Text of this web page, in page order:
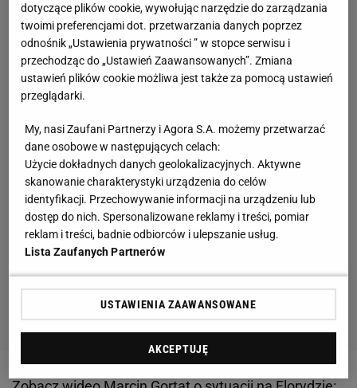
dotyczące plików cookie, wywołując narzędzie do zarządzania
twoimi preferencjami dot. przetwarzania danych poprzez
odnośnik „Ustawienia prywatności ” w stopce serwisu i
przechodząc do „Ustawień Zaawansowanych”. Zmiana
ustawień plików cookie możliwa jest także za pomocą ustawień
przeglądarki.
My, nasi Zaufani Partnerzy i Agora S.A. możemy przetwarzać
dane osobowe w następujących celach:
Użycie dokładnych danych geolokalizacyjnych. Aktywne
skanowanie charakterystyki urządzenia do celów
identyfikacji. Przechowywanie informacji na urządzeniu lub
dostęp do nich. Spersonalizowane reklamy i treści, pomiar
reklam i treści, badnie odbiorców i ulepszanie usług.
Lista Zaufanych Partnerów
USTAWIENIA ZAAWANSOWANE
AKCEPTUJĘ